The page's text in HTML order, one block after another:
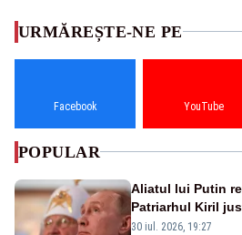
URMĂREȘTE-NE PE
Facebook YouTube
POPULAR
Aliatul lui Putin
Patriarhul Kiril
nouă carte
30 iul. 2026, 19:27